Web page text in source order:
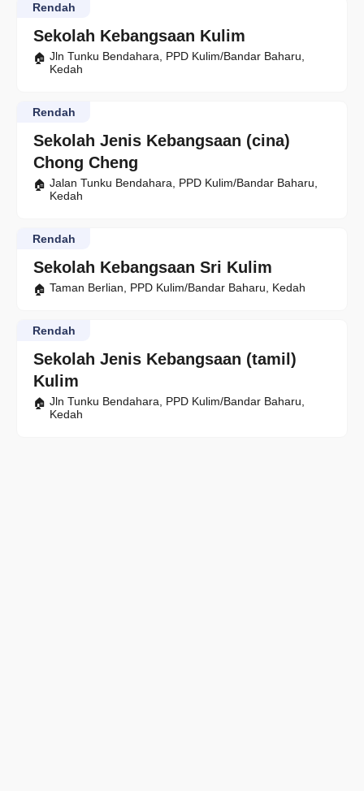
Sekolah Kebangsaan Kulim
Rendah
Jln Tunku Bendahara, PPD Kulim/Bandar Baharu,
Kedah
Sekolah Jenis Kebangsaan (cina)
Chong Cheng
Rendah
Jalan Tunku Bendahara, PPD Kulim/Bandar Baharu,
Kedah
Sekolah Kebangsaan Sri Kulim
Rendah
Taman Berlian, PPD Kulim/Bandar Baharu, Kedah
Sekolah Jenis Kebangsaan (tamil)
Kulim
Rendah
Jln Tunku Bendahara, PPD Kulim/Bandar Baharu,
Kedah